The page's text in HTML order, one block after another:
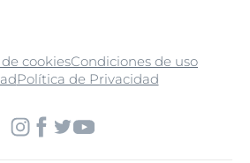
cookiesCondiciones de uso
Política de Privacidad